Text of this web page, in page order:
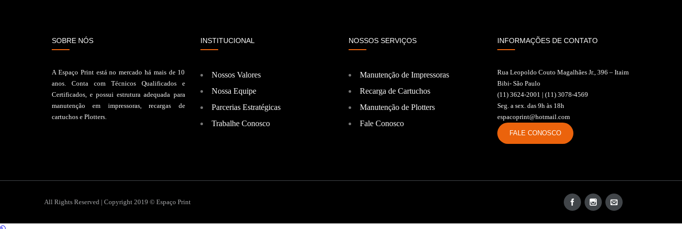
SOBRE NÓS
A Espaço Print está no mercado há mais de 10
anos. Conta com Técnicos Qualificados e
Certificados, e possui estrutura adequada para
manutenção em impressoras, recargas de
cartuchos e Plotters.
INSTITUCIONAL
Nossos Valores
Nossa Equipe
Parcerias Estratégicas
Trabalhe Conosco
NOSSOS SERVIÇOS
Manutenção de Impressoras
Recarga de Cartuchos
Manutenção de Plotters
Fale Conosco
INFORMAÇÕES DE CONTATO
Rua Leopoldo Couto Magalhães Jr., 396 – Itaim
Bibi- São Paulo
(11) 3624-2001 | (11) 3078-4569
Seg. a sex. das 9h às 18h
espacoprint@hotmail.com
FALE CONOSCO
All Rights Reserved | Copyright 2019 © Espaço Print